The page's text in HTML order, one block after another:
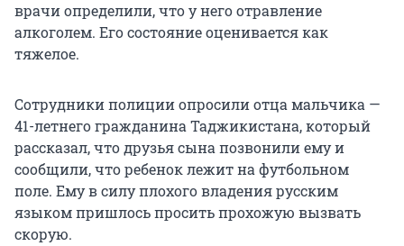
врачи определили, что у него отравление
алкоголем. Его состояние оценивается как
тяжелое.
Сотрудники полиции опросили отца мальчика —
41-летнего гражданина Таджикистана, который
рассказал, что друзья сына позвонили ему и
сообщили, что ребенок лежит на футбольном
поле. Ему в силу плохого владения русским
языком пришлось просить прохожую вызвать
скорую.